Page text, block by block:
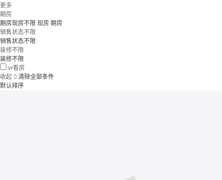
更多
期房
期房现房不限 现房 期房
销售状态不限
销售状态不限
装修不限
装修不限
vr看房
收起  清除全部条件
默认排序